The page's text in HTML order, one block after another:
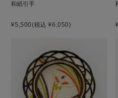
和紙引手
¥5,500(税込 ¥6,050)